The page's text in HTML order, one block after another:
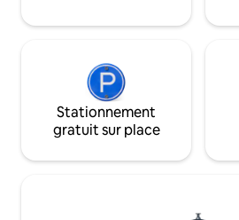
Stationnement
gratuit sur place